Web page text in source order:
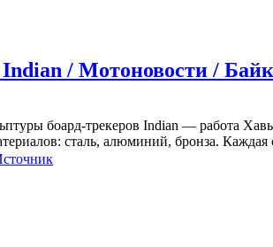
/ Мотоновости /
боард-трекеров Indian — работа
сталь, алюминий, бронза. Каждая